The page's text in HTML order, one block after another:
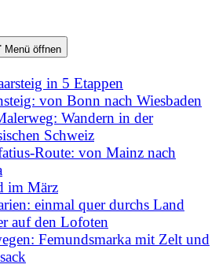
Menü öffnen
in 5 Etappen
von Bonn nach Wiesbaden
Wandern in der
Schweiz
Route: von Mainz nach
im März
einmal quer durchs Land
auf den Lofoten
Femundsmarka mit Zelt und